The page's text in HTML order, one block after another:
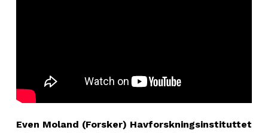
Even Moland (Forsker) Havforskningsinstituttet